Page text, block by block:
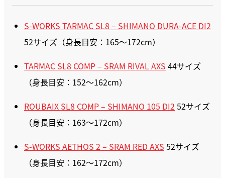
S-WORKS TARMAC SL8 – SHIMANO DURA-ACE DI2
52サイズ（身長目安：165〜172cm）
TARMAC SL8 COMP – SRAM RIVAL AXS 44サイズ
（身長目安：152〜162cm）
ROUBAIX SL8 COMP – SHIMANO 105 DI2 52サイズ
（身長目安：163〜172cm）
S-WORKS AETHOS 2 – SRAM RED AXS 52サイズ
（身長目安：162〜172cm）